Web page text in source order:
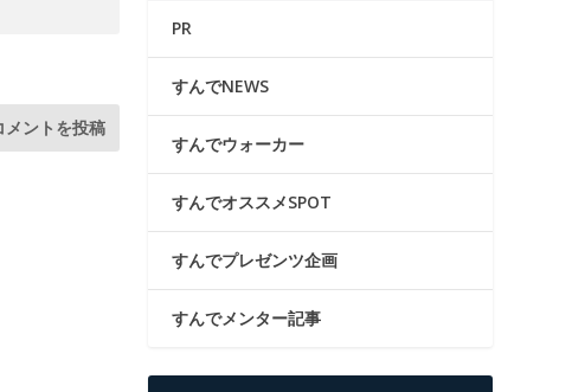
PR
すんでNEWS
すんでウォーカー
すんでオススメSPOT
すんでプレゼンツ企画
すんでメンター記事